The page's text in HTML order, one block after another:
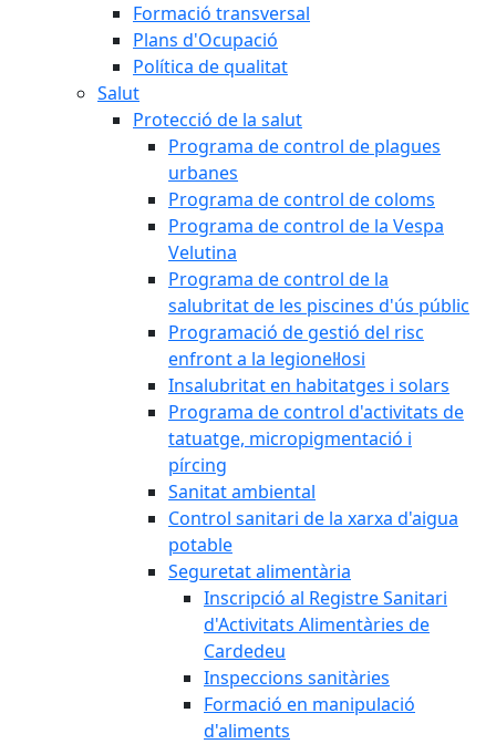
Formació transversal
Plans d'Ocupació
Política de qualitat
Salut
Protecció de la salut
Programa de control de plagues
urbanes
Programa de control de coloms
Programa de control de la Vespa
Velutina
Programa de control de la
salubritat de les piscines d'ús públic
Programació de gestió del risc
enfront a la legionel·losi
Insalubritat en habitatges i solars
Programa de control d'activitats de
tatuatge, micropigmentació i
pírcing
Sanitat ambiental
Control sanitari de la xarxa d'aigua
potable
Seguretat alimentària
Inscripció al Registre Sanitari
d'Activitats Alimentàries de
Cardedeu
Inspeccions sanitàries
Formació en manipulació
d'aliments